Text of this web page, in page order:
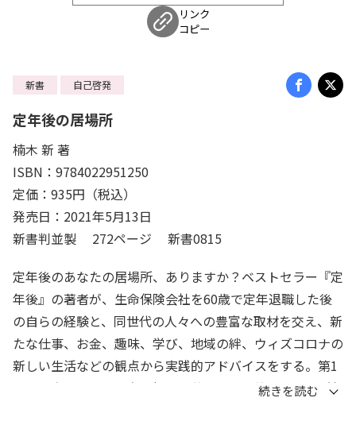
リンク
コピー
新書 自己啓発
定年後の居場所
楠木 新 著
ISBN：9784022951250
定価：935円（税込）
発売日：2021年5月13日
新書判並製 272ページ 新書0815
定年後のあなたの居場所、ありますか？ベストセラー『定
年後』の著者が、生命保険会社を60歳で定年退職した後
の自らの経験と、同世代の人々への豊富な取材を交え、新
たな仕事、お金、趣味、学び、地域の絆、ウィズコロナの
新しい生活などの観点から実践的アドバイスをする。第1
部は、夕刊フジの同名の好評連載を一部加筆・修正し所収